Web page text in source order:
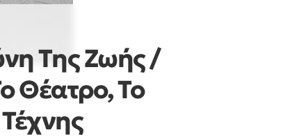
Της Ζωής /
Θέατρο, Το